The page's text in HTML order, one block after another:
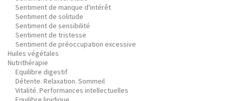
Sentiment de manque d'intérêt
Sentiment de solitude
Sentiment de sensibilité
Sentiment de tristesse
Sentiment de préoccupation excessive
Huiles végétales
Nutrithérapie
Equilibre digestif
Détente. Relaxation. Sommeil
Vitalité. Performances intellectuelles